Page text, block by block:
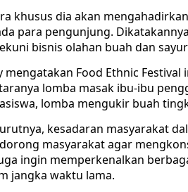
khusus dia akan
para pengunjung.
bisnis olahan buah dan
mengatakan Food Ethnic
lomba masak ibu-ibu
lomba mengukir buah
kesadaran masyarakat
masyarakat agar
ingin memperkenalkan
jangka waktu lama.